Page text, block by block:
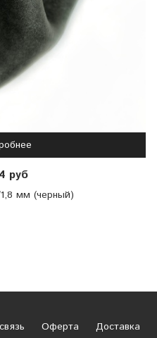
руб
мм (черный)
Оферта Доставка